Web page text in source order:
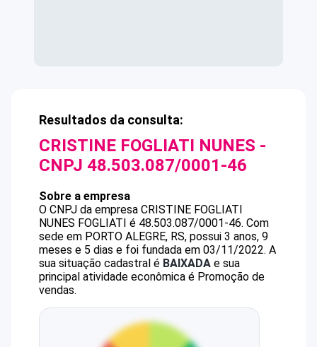
Resultados da consulta:
CRISTINE FOGLIATI NUNES -
CNPJ 48.503.087/0001-46
Sobre a empresa
O CNPJ da empresa CRISTINE FOGLIATI
NUNES FOGLIATI é 48.503.087/0001-46. Com
sede em PORTO ALEGRE, RS, possui 3 anos, 9
meses e 5 dias e foi fundada em 03/11/2022. A
sua situação cadastral é BAIXADA e sua
principal atividade econômica é Promoção de
vendas.